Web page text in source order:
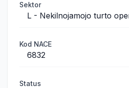
Sektor
L - Nekilnojamojo turto
Kod NACE
6832
Status